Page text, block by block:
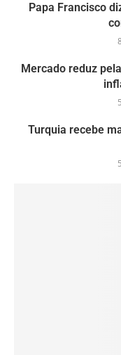
Papa Francisco
Mercado reduz
Turquia recebe